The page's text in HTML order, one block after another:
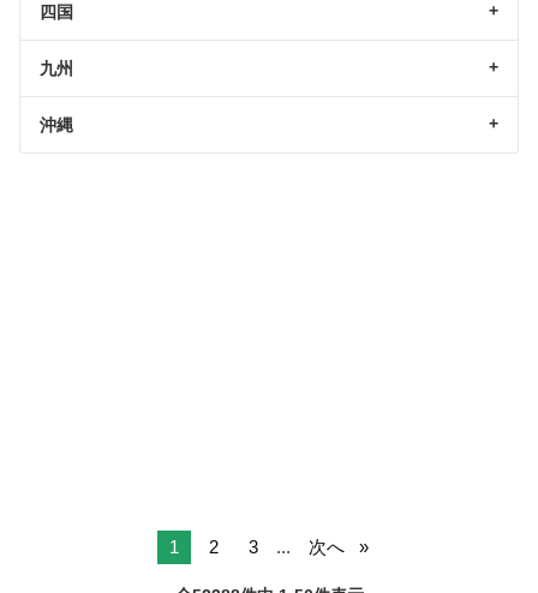
四国
九州
沖縄
1 2 3 ... 次へ